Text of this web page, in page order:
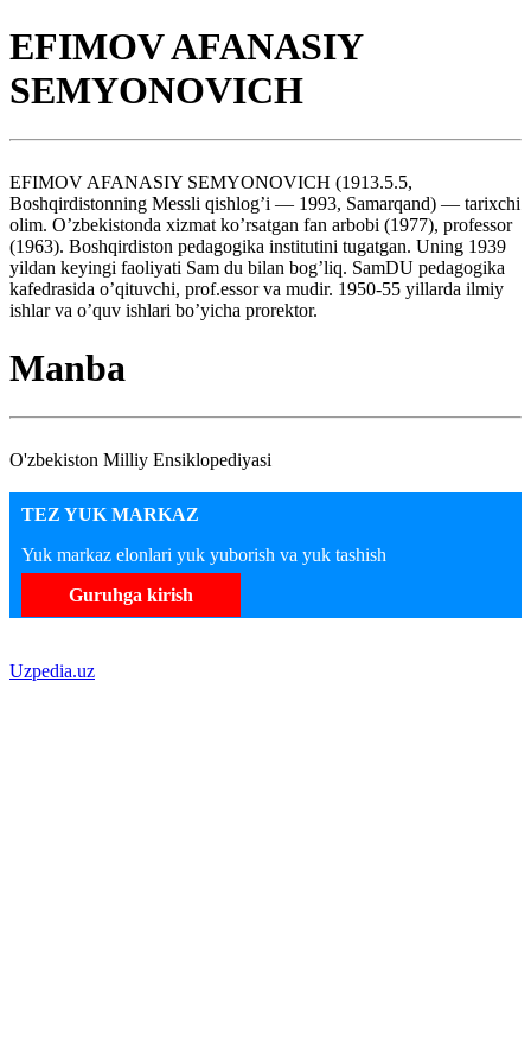
EFIMOV AFANASIY
SEMYONOVICH
EFIMOV AFANASIY SEMYONOVICH (1913.5.5,
Boshqirdistonning Messli qishlog’i — 1993, Samarqand) — tarixchi
olim. O’zbekistonda xizmat ko’rsatgan fan arbobi (1977), professor
(1963). Boshqirdiston pedagogika institutini tugatgan. Uning 1939
yildan keyingi faoliyati Sam du bilan bog’liq. SamDU pedagogika
kafedrasida o’qituvchi, prof.essor va mudir. 1950-55 yillarda ilmiy
ishlar va o’quv ishlari bo’yicha prorektor.
Manba
O'zbekiston Milliy Ensiklopediyasi
TEZ YUK MARKAZ
Yuk markaz elonlari yuk yuborish va yuk tashish
Guruhga kirish
Uzpedia.uz